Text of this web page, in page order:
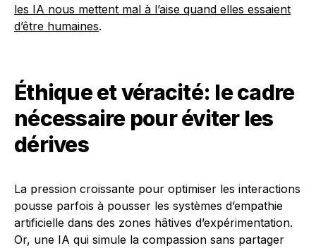
les IA nous mettent mal à l’aise quand elles essaient
d’être humaines.
Éthique et véracité: le cadre
nécessaire pour éviter les
dérives
La pression croissante pour optimiser les interactions
pousse parfois à pousser les systèmes d’empathie
artificielle dans des zones hâtives d’expérimentation.
Or, une IA qui simule la compassion sans partager